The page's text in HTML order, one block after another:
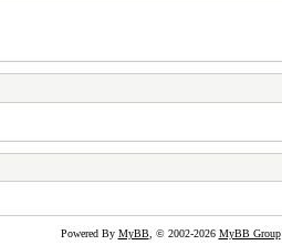
Powered By MyBB, © 2002-2026 MyBB Group